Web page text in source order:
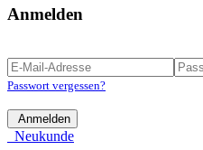
Anmelden
Passwort vergessen?
Anmelden
Neukunde